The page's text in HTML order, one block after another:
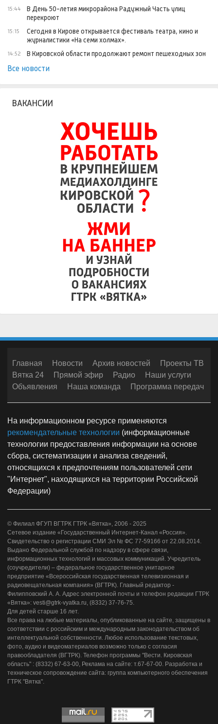
15:44
В День 50-летия микрорайона Радужный Часть улиц
перекроют
15:15
Сегодня в Кирове открывается фестиваль театра, кино и
журналистики «На семи холмах».
14:52 В Кировской области продолжают ремонт пешеходных зон
Все новости
ВАКАНСИИ
Главная Новости Архив новостей
Проекты ТВ
Вятка 24
Прямой эфир Радио
Наши услуги
Объявления
Наша команда Программа передач
На информационном ресурсе применяются
рекомендательные технологии (информационные
технологии предоставления информации на основе
сбора, систематизации и анализа сведений,
относящихся к предпочтениям пользователей сети
"Интернет", находящихся на территории Российской
Федерации)
© Филиал ФГУП ВГТРК ГТРК «Вятка», 2006 - 2025
Сетевое издание «Государственный Интернет-Канал «Россия».
Свидетельство о регистрации СМИ Эл № ФС 77-59166 от 22.08.2014.
Выдано Федеральной службой по надзору в сфере связи,
информационных технологий и массовых коммуникаций. Учредитель
(соучредители) – федеральное государственное унитарное
предприятие «Всероссийская государственная телевизионная и
радиовещательная компания» (ВГТРК). Главный редактор -
Филипповский А. А. Адрес электронной почты и телефон редакции ГТРК
«Вятка»: vesti@gtrk-vyatka.ru, (8332) 37-76-75.
Для детей старше 16 лет.
Все права на любые материалы, опубликованные на сайте, защищены в
соответствии с российским и международным законодательством об
интеллектуальной собственности. Любое использование текстовых,
фото, аудио и видеоматериалов возможно только с согласия
правообладателя (ВГТРК). Телефон программы "Вести. Кировская
область" : (8332) 67-63-00, Реклама на сайте: т.67-67-00. Разработка и
техническое сопровождение сайта: группа компьютерного обеспечения
ГТРК "Вятка".